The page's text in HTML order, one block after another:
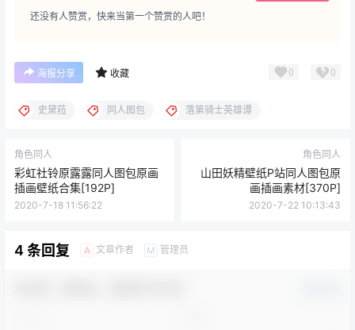
还没有人赞赏，快来当第一个赞赏的人吧！
海报分享 收藏 0 0
史黛菈 同人图包 落第骑士英雄谭
角色同人
彩虹社铃原露露同人图包原画
插画壁纸合集[192P]
2020-7-18 11:56:22
角色同人
山田妖精壁纸P站同人图包原
画插画素材[370P]
2020-7-22 10:13:43
4 条回复 A 文章作者 M 管理员